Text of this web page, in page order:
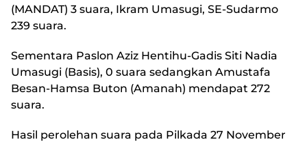
(MANDAT) 3 suara, Ikram Umasugi, SE-Sudarmo
239 suara.
Sementara Paslon Aziz Hentihu-Gadis Siti Nadia
Umasugi (Basis), 0 suara sedangkan Amustafa
Besan-Hamsa Buton (Amanah) mendapat 272
suara.
Hasil perolehan suara pada Pilkada 27 November